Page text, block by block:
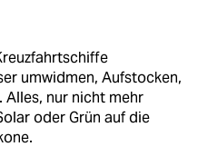
umwidmen, Aufstocken,
Alles, nur nicht mehr
oder Grün auf die